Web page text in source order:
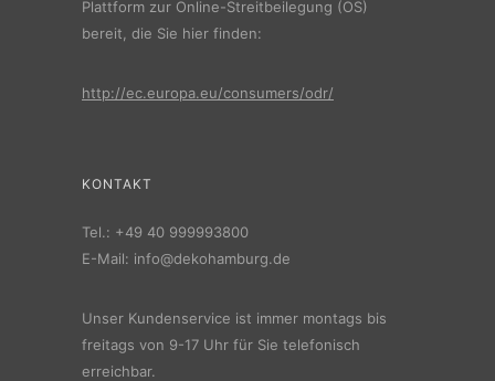
Plattform zur Online-Streitbeilegung (OS)
bereit, die Sie hier finden:
http://ec.europa.eu/consumers/odr/
KONTAKT
Tel.: +49 40 999993800
E-Mail: info@dekohamburg.de
Unser Kundenservice ist immer montags bis
freitags von 9-17 Uhr für Sie telefonisch
erreichbar.